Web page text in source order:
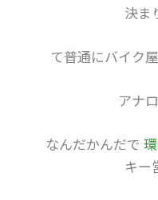
決ま
て普通にバイク
アナ
なんだかんだで
キー